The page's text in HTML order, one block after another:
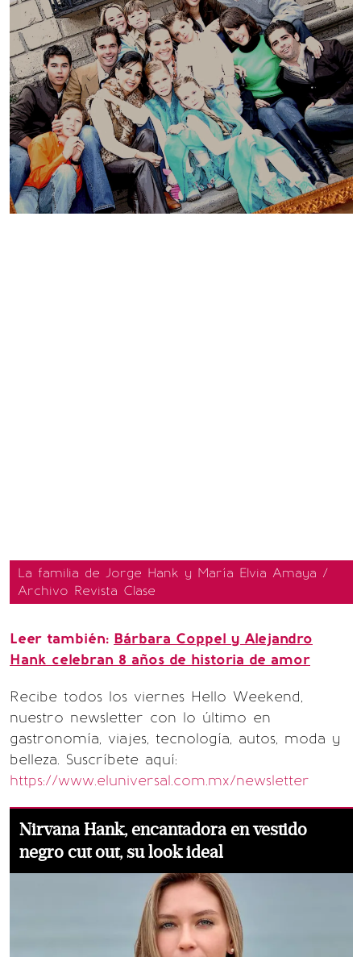
La familia de Jorge Hank y María Elvia Amaya /
Archivo Revista Clase
Leer también: Bárbara Coppel y Alejandro
Hank celebran 8 años de historia de amor
Recibe todos los viernes Hello Weekend,
nuestro newsletter con lo último en
gastronomía, viajes, tecnología, autos, moda y
belleza. Suscríbete aquí:
https://www.eluniversal.com.mx/newsletter
Nirvana Hank, encantadora en vestido
negro cut out, su look ideal